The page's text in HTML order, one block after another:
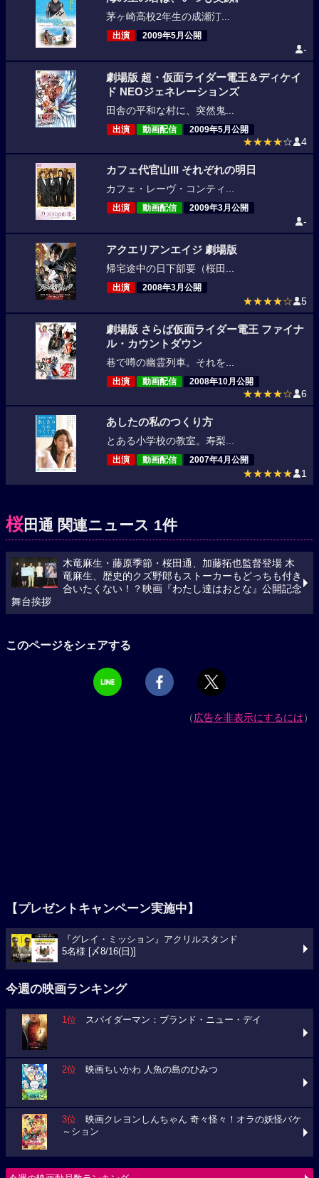
茅ヶ崎高校2年生の成瀬汀...
出演 2009年5月公開
-
劇場版 超・仮面ライダー電王＆ディケイ
ド NEOジェネレーションズ
田舎の平和な村に、突然鬼...
出演 動画配信 2009年5月公開
★★★★☆ 4
カフェ代官山III それぞれの明日
カフェ・レーヴ・コンティ...
出演 動画配信 2009年3月公開
-
アクエリアンエイジ 劇場版
帰宅途中の日下部要（桜田...
出演 2008年3月公開
★★★★☆ 5
劇場版 さらば仮面ライダー電王 ファイナ
ル・カウントダウン
巷で噂の幽霊列車。それを...
出演 動画配信 2008年10月公開
★★★★☆ 6
あしたの私のつくり方
とある小学校の教室。寿梨...
出演 動画配信 2007年4月公開
★★★★★ 1
桜田通 関連ニュース 1件
木竜麻生・藤原季節・桜田通、加藤拓也監督登場 木
竜麻生、歴史的クズ野郎もストーカーもどっちも付き
合いたくない！？映画『わたし達はおとな』公開記念
舞台挨拶
このページをシェアする
（広告を非表示にするには）
【プレゼントキャンペーン実施中】
『グレイ・ミッション』アクリルスタンド
5名様 [〆8/16(日)]
今週の映画ランキング
1位 スパイダーマン：ブランド・ニュー・デイ
2位 映画ちいかわ 人魚の島のひみつ
3位 映画クレヨンしんちゃん 奇々怪々！オラの妖怪バケ
～ション